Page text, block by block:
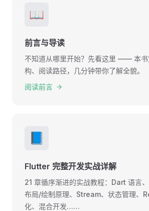
📖
前言与导读
不知道从哪里开始？先看这里 —— 本书
构、阅读路径，几分钟带你了解全貌。
阅读前言
📘
Flutter 完整开发实战详解
21 章循序渐进的实战教程：Dart 语言
布局/绘制原理、Stream、状态管理、
化、混合开发……